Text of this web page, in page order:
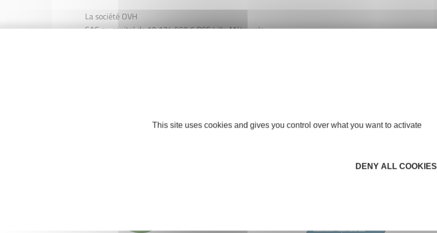
La société OVH
SAS au capital de 10 174 560 € RCS Lille Métropole.
This site uses cookies and gives you control over what you want to activate
DENY ALL COOKIES